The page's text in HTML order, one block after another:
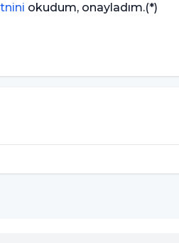
okudum, onayladım.(*)